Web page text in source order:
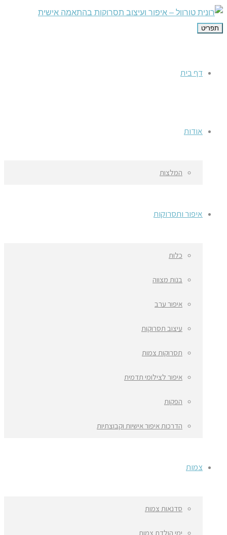
תפריט
דף בית
אודות
המלצות
איפור ותסרוקות
כלות
בנות מצווה
איפור ערב
עיצוב תסרוקות
תסרוקות צמות
איפור לצילומי תדמית
הפקות
הדרכות איפור אישיות וקבוצתיות
צמות
סדנאות צמות
ימי הולדת צמות